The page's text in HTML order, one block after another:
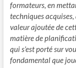
formateurs, en
techniques
valeur ajoutée de
matière de
qui s’est porté sur
fondamental que